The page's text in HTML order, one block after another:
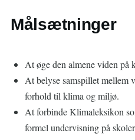
Målsætninger
At øge den almene viden på
At belyse samspillet mellem
forhold til klima og miljø.
At forbinde Klimaleksikon
formel undervisning på